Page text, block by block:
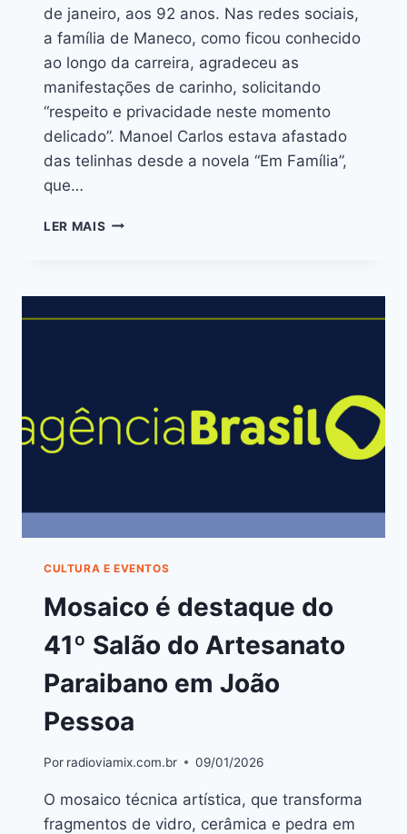
de janeiro, aos 92 anos. Nas redes sociais,
a família de Maneco, como ficou conhecido
ao longo da carreira, agradeceu as
manifestações de carinho, solicitando
“respeito e privacidade neste momento
delicado”. Manoel Carlos estava afastado
das telinhas desde a novela “Em Família”,
que…
LER MAIS
CULTURA E EVENTOS
Mosaico é destaque do
41º Salão do Artesanato
Paraibano em João
Pessoa
Por radioviamix.com.br 09/01/2026
O mosaico técnica artística, que transforma
fragmentos de vidro, cerâmica e pedra em